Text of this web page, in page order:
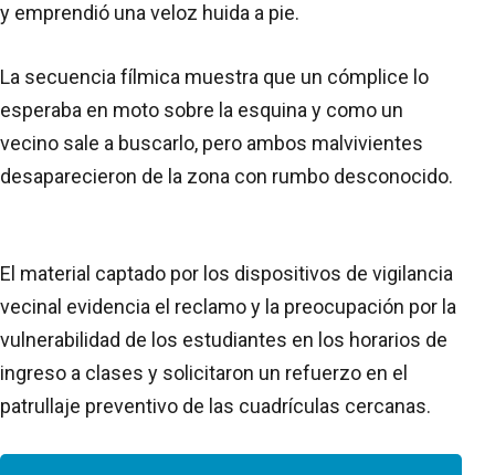
y emprendió una veloz huida a pie.
La secuencia fílmica muestra que un cómplice lo
esperaba en moto sobre la esquina y como un
vecino sale a buscarlo, pero ambos malvivientes
desaparecieron de la zona con rumbo desconocido.
El material captado por los dispositivos de vigilancia
vecinal evidencia el reclamo y la preocupación por la
vulnerabilidad de los estudiantes en los horarios de
ingreso a clases y solicitaron un refuerzo en el
patrullaje preventivo de las cuadrículas cercanas.